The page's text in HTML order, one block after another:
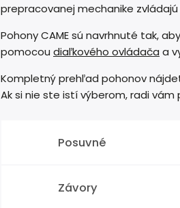
prepracovanej mechanike
Pohony CAME sú navrhnuté tak,
pomocou diaľkového ovládača a
Kompletný prehľad pohonov
Ak si nie ste istí výberom, radi vám
Posuvné
Závory